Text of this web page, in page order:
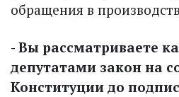
обращения в
- Вы рассматриваете
депутатами закон на
Конституции до